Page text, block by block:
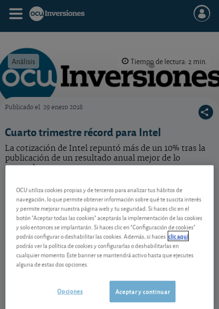
Análisis Tiempo de lectura: 2 min.
Publicado el 29 enero 2018
Cuarto trimestre récord para Intel
La cotización de Intel repuntó más de un 10% tras la
publicación de un resultado anual mejor de lo
esperado.
Intel
US4581401001
06/08/2026 Nasdaq
99,81 USD
-1,25 USD (-1,24 %)
Ver detalladamente
Contenido reservado a SOCIOS
Gestiona tu dinero con visión
OCU utiliza cookies propias y de terceros para analizar tus hábitos de
navegación, lo que permite obtener información sobre qué te suscita interés
y permite mejorar nuestra página web y tu seguridad. Si haces clic en el
botón "Aceptar todas las cookies" aceptarás la implementación de las cookies
y solo entonces se implantarán. Si haces clic en "Configuración de cookies"
podrás configurar o deshabilitar las cookies. Además, si haces clic aquí
podrás ver la política de cookies y configurarlas o deshabilitarlas en
cualquier momento. Este banner se mantendrá activo hasta que ejecutes
alguna de estas dos opciones.
Aceptar y continuar
Opciones